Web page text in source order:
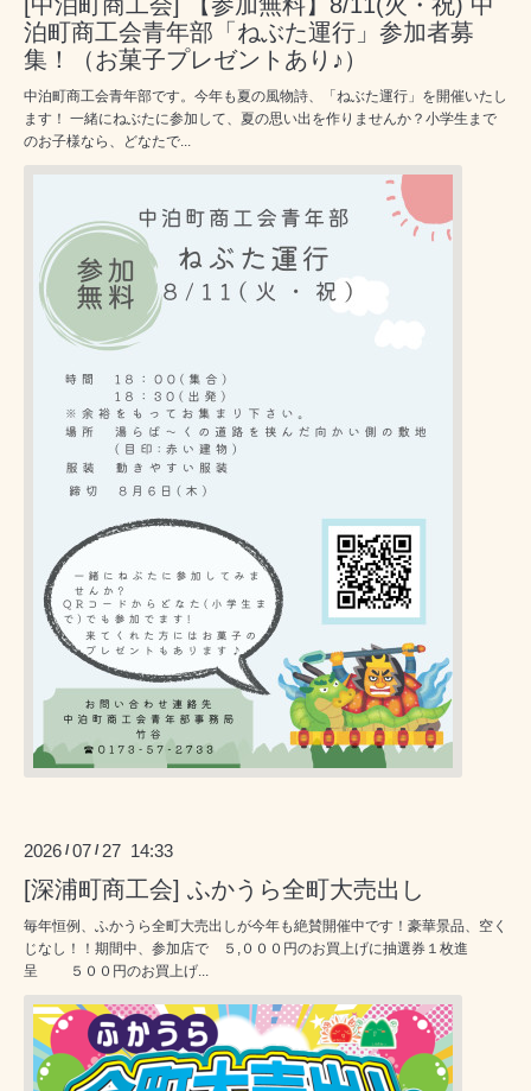
泊町商工会青年部「ねぶた運行」参加者募
集！（お菓子プレゼントあり♪）
中泊町商工会青年部です。今年も夏の風物詩、「ねぶた運行」を開催いたし
ます！ 一緒にねぶたに参加して、夏の思い出を作りませんか？小学生まで
のお子様なら、どなたで...
2026 /07 / 27 14:33
[深浦町商工会] ふかうら全町大売出し
毎年恒例、ふかうら全町大売出しが今年も絶賛開催中です！豪華景品、空く
じなし！！期間中、参加店で ５,０００円のお買上げに抽選券１枚進
呈 ５００円のお買上げ...